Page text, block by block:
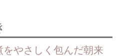
やさしく包んだ朝来